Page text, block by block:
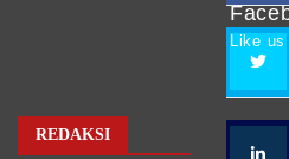
REDAKSI
Like